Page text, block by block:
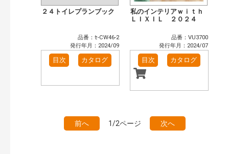
２４トイレプランブック
品番：ｾ-CW46-2
発行年月：2024/09
目次 カタログ
私のインテリアｗｉｔｈ
ＬＩＸＩＬ ２０２４
品番：VU3700
発行年月：2024/07
目次 カタログ
前へ 1/2ページ 次へ